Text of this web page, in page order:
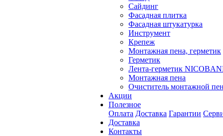
Сайдинг
Фасадная плитка
Фасадная штукатурка
Инструмент
Крепеж
Монтажная пена, герметик
Герметик
Лента-герметик
Монтажная пена
Очиститель монтажной
Акции
Полезное
Оплата Доставка Гарантии
Доставка
Контакты